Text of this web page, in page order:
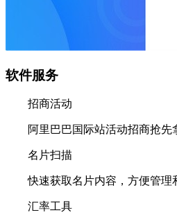
软件服务
招商活动
阿里巴巴国际站活动招商抢先
名片扫描
快速获取名片内容，方便管理
汇率工具